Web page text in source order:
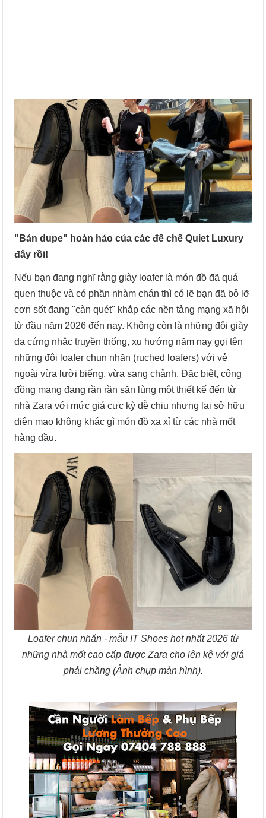
"Bản dupe" hoàn hảo của các đế chế Quiet Luxury
đây rồi!
Nếu bạn đang nghĩ rằng giày loafer là món đồ đã quá
quen thuộc và có phần nhàm chán thì có lẽ bạn đã bỏ lỡ
cơn sốt đang "càn quét" khắp các nền tảng mạng xã hội
từ đầu năm 2026 đến nay. Không còn là những đôi giày
da cứng nhắc truyền thống, xu hướng năm nay gọi tên
những đôi loafer chun nhăn (ruched loafers) với vẻ
ngoài vừa lười biếng, vừa sang chảnh. Đặc biệt, cộng
đồng mạng đang rần rần săn lùng một thiết kế đến từ
nhà Zara với mức giá cực kỳ dễ chịu nhưng lại sở hữu
diện mạo không khác gì món đồ xa xỉ từ các nhà mốt
hàng đầu.
Loafer chun nhăn - mẫu IT Shoes hot nhất 2026 từ
những nhà mốt cao cấp được Zara cho lên kệ với giá
phải chăng (Ảnh chụp màn hình).